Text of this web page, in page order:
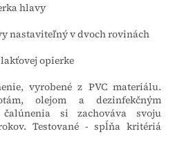
hlavy
nastaviteľný v dvoch rovinách
opierke
vyrobené z PVC materiálu.
olejom a dezinfekčným
si zachováva svoju
Testované - spĺňa kritériá